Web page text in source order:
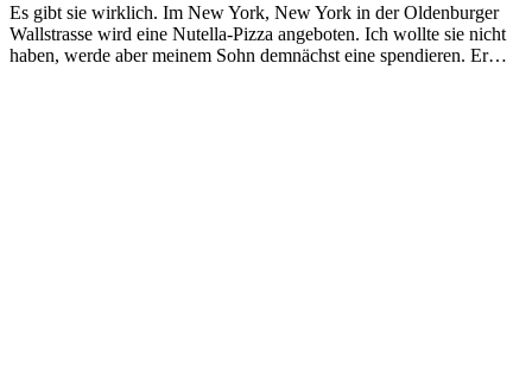
Es gibt sie wirklich. Im New York, New York in der Oldenburger
Wallstrasse wird eine Nutella-Pizza angeboten. Ich wollte sie nicht
haben, werde aber meinem Sohn demnächst eine spendieren. Er…